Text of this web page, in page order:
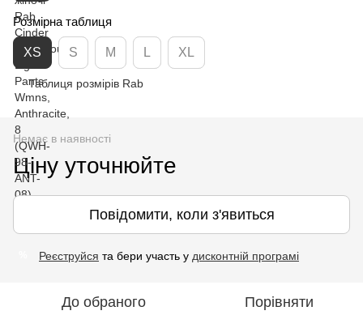
Розмірна таблиця
XS S M L XL
Таблиця розмірів Rab
Немає в наявності
Ціну уточнюйте
Повідомити, коли з'явиться
Реєструйся та бери участь у дисконтній програмі
До обраного Порівняти